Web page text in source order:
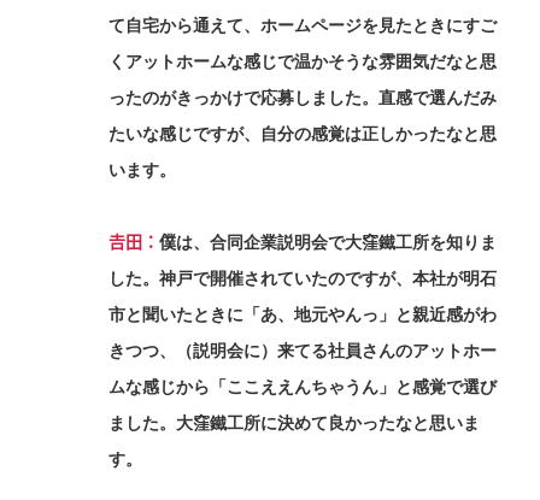
て自宅から通えて、ホームページを見たときにすご
くアットホームな感じで温かそうな雰囲気だなと思
ったのがきっかけで応募しました。直感で選んだみ
たいな感じですが、自分の感覚は正しかったなと思
います。
𠮷田： 僕は、合同企業説明会で大窪鐵工所を知りま
した。神戸で開催されていたのですが、本社が明石
市と聞いたときに「あ、地元やんっ」と親近感がわ
きつつ、（説明会に）来てる社員さんのアットホー
ムな感じから「ここええんちゃうん」と感覚で選び
ました。大窪鐵工所に決めて良かったなと思いま
す。